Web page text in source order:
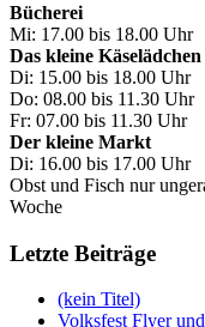
Bücherei
Mi: 17.00 bis 18.00 Uhr
Das kleine Käselädchen
Di: 15.00 bis 18.00 Uhr
Do: 08.00 bis 11.30 Uhr
Fr: 07.00 bis 11.30 Uhr
Der kleine Markt
Di: 16.00 bis 17.00 Uhr
Obst und Fisch nur
Woche
Letzte Beiträge
(kein Titel)
Volksfest Flyer